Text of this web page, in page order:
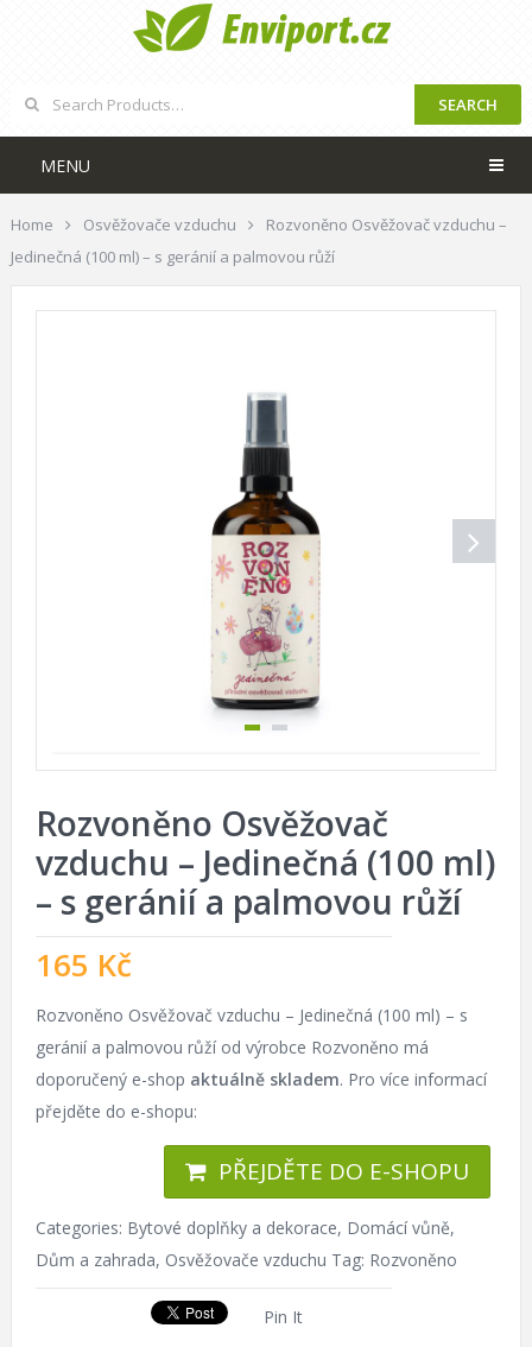
SEARCH
MENU
Home Osvěžovače vzduchu
Rozvoněno Osvěžovač vzduchu –
Jedinečná (100 ml) – s geránií a palmovou růží
Rozvoněno Osvěžovač
vzduchu – Jedinečná (100 ml)
– s geránií a palmovou růží
165 Kč
Rozvoněno Osvěžovač vzduchu – Jedinečná (100 ml) – s
geránií a palmovou růží od výrobce Rozvoněno má
doporučený e-shop aktuálně skladem. Pro více informací
přejděte do e-shopu:
PŘEJDĚTE DO E-SHOPU
Categories: Bytové doplňky a dekorace, Domácí vůně,
Dům a zahrada, Osvěžovače vzduchu Tag: Rozvoněno
Pin It